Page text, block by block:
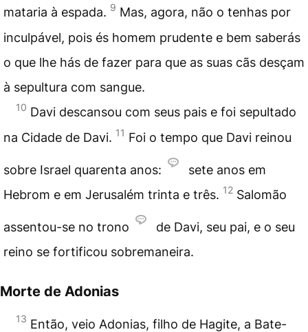
mataria à espada. 9 Mas, agora, não o tenhas por
inculpável, pois és homem prudente e bem saberás
o que lhe hás de fazer para que as suas cãs desçam
à sepultura com sangue.
10 Davi descansou com seus pais e foi sepultado
na Cidade de Davi. 11 Foi o tempo que Davi reinou
sobre Israel quarenta anos:
sete anos em
Hebrom e em Jerusalém trinta e três. 12 Salomão
assentou-se no trono
de Davi, seu pai, e o seu
reino se fortificou sobremaneira.
Morte de Adonias
13 Então, veio Adonias, filho de Hagite, a Bate-